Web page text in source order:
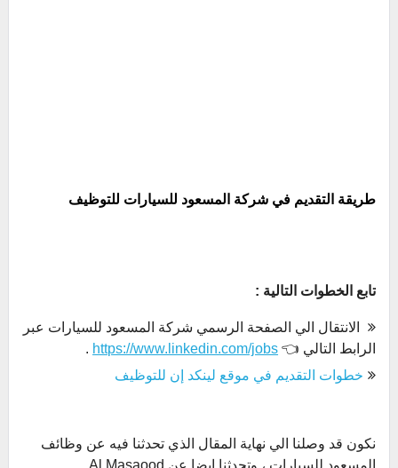
طريقة التقديم في شركة المسعود للسيارات للتوظيف
تابع الخطوات التالية :
الانتقال الي الصفحة الرسمي شركة المسعود للسيارات عبر
الرابط التالي 👈 https://www.linkedin.com/jobs
.
خطوات التقديم في موقع لينكد إن للتوظيف
نكون قد وصلنا الي نهاية المقال الذي تحدثنا فيه عن وظائف